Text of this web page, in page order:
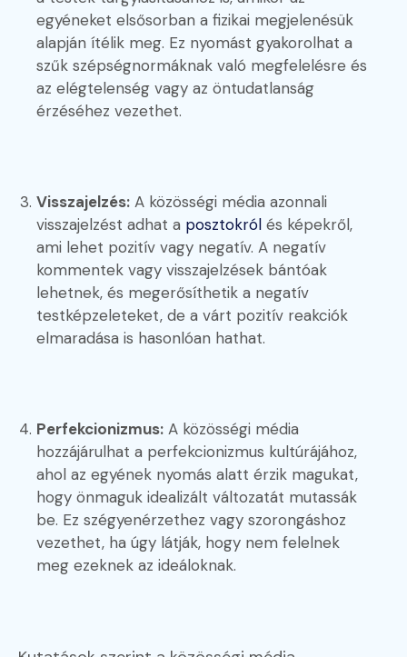
egyéneket elsősorban a fizikai megjelenésük
alapján ítélik meg. Ez nyomást gyakorolhat a
szűk szépségnormáknak való megfelelésre és
az elégtelenség vagy az öntudatlanság
érzéséhez vezethet.
Visszajelzés: A közösségi média azonnali
visszajelzést adhat a posztokról és képekről,
ami lehet pozitív vagy negatív. A negatív
kommentek vagy visszajelzések bántóak
lehetnek, és megerősíthetik a negatív
testképzeleteket, de a várt pozitív reakciók
elmaradása is hasonlóan hathat.
Perfekcionizmus: A közösségi média
hozzájárulhat a perfekcionizmus kultúrájához,
ahol az egyének nyomás alatt érzik magukat,
hogy önmaguk idealizált változatát mutassák
be. Ez szégyenérzethez vagy szorongáshoz
vezethet, ha úgy látják, hogy nem felelnek
meg ezeknek az ideáloknak.